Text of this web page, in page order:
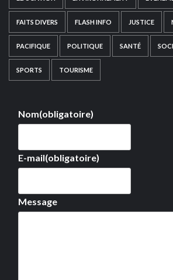
FAITS DIVERS FLASH INFO JUSTICE
PACIFIQUE POLITIQUE SANTÉ
SPORTS TOURISME
Nom(obligatoire)
E-mail(obligatoire)
Message